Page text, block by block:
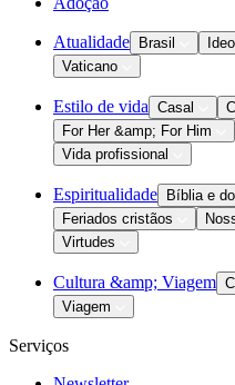
Atualidade Brasil
Vaticano
Estilo de vida Casal
For Her &amp; For Him
Vida profissional
Espiritualidade Bíblia e
Feriados cristãos
Virtudes
Cultura &amp; Viagem
Viagem
Serviços